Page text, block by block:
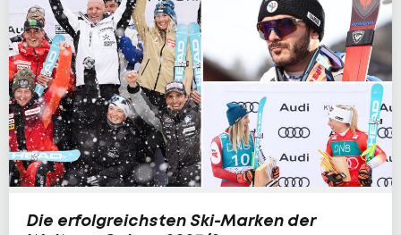
Die erfolgreichsten Ski-Marken der